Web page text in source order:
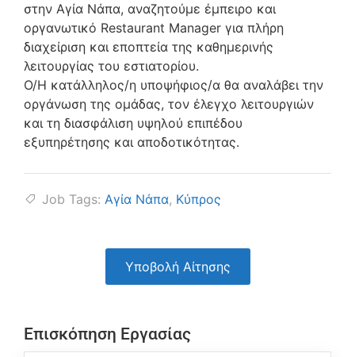
στην Αγία Νάπα, αναζητούμε έμπειρο και
οργανωτικό Restaurant Manager για πλήρη
διαχείριση και εποπτεία της καθημερινής
λειτουργίας του εστιατορίου.
Ο/Η κατάλληλος/η υποψήφιος/α θα αναλάβει την
οργάνωση της ομάδας, τον έλεγχο λειτουργιών
και τη διασφάλιση υψηλού επιπέδου
εξυπηρέτησης και αποδοτικότητας.
Job Tags: Αγία Νάπα, Κύπρος
Υποβολή Αίτησης
Επισκόπηση Εργασίας